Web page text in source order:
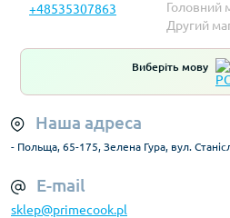
+48535307863
Головний
Другий
Виберіть мову
Наша адреса
- Польща, 65-175, Зелена Гура, вул.
E-mail
sklep@primecook.pl